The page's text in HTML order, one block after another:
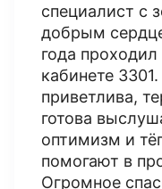
специалист с
добрым
года
кабинете
приветлива,
готова
оптимизм и
помогают в
Огромное